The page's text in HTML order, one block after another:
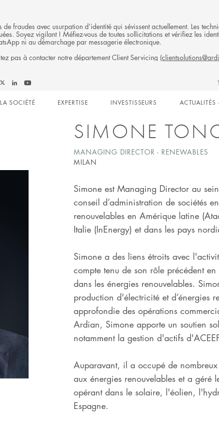
fraudes avec usurpation d’identité qui sévissent actuellement. Les
Soyez vigilant ! Méfiez-vous de toutes sollicitations et vérifiez les
ni au démarchage par messagerie électronique.
pas à contacter notre département Client Servicing (
on
on
Ardian
on
Main
LA SOCIÉTÉ EXPERTISE INVESTISSEURS ACTUALITÉS
SIMONE
MANAGING DIRECTOR - RENEWABLES
MILAN
Simone est Managing Director au
conseil d’administration de sociétés
renouvelables en Amérique latine
Italie (InEnergy) et dans les pays
Simone a des liens étroits avec
compte tenu de son rôle précédent
dans les énergies renouvelables.
production d'électricité et d’énergies
approfondie des opérations
Ardian, Simone apporte un soutien
notamment la gestion d'actifs
Auparavant, il a occupé de
aux énergies renouvelables et a
opérant dans le solaire, l'éolien,
Espagne.